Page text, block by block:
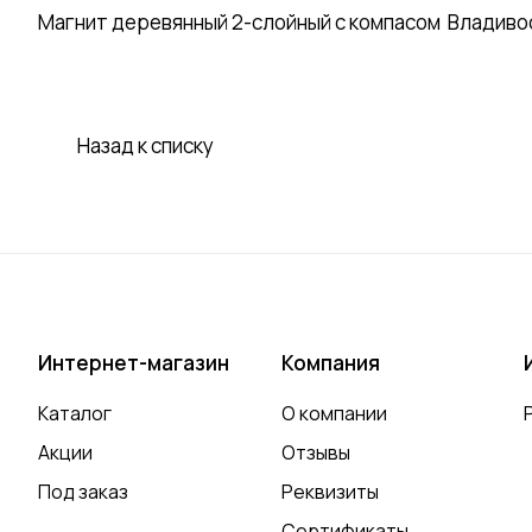
Магнит деревянный 2-слойный с компасом
Назад к списку
Интернет-магазин
Каталог
Акции
Под заказ
Компания
О компании
Отзывы
Реквизиты